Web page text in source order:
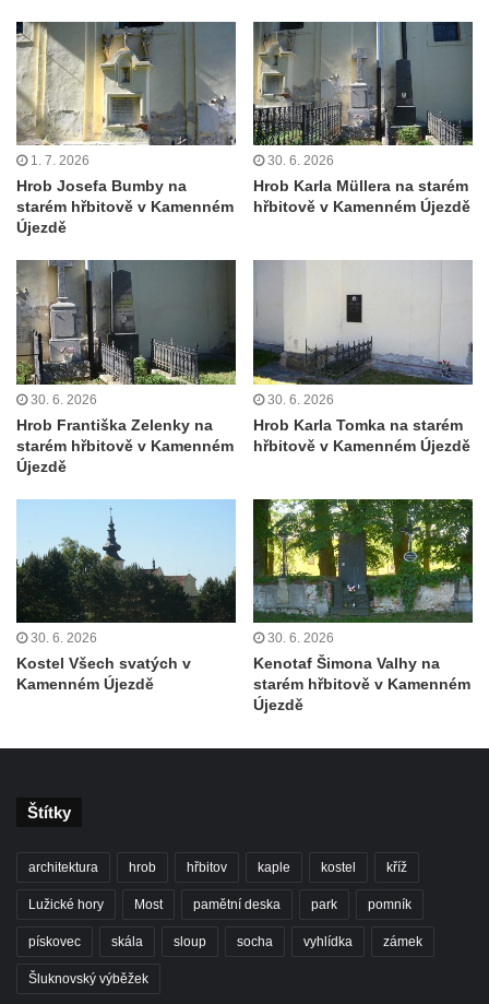
Hrobka rodiny Šaroch-ovy na hřbitově u
kostela svatého Jiljí v Ředhošti
Hrob Antonína Knotka na hřbitově u kostela
svatého Jiljí v Ředhošti
Hrob Friedricha Sehriga na hřbitově v
Horním Jiřetíně
Horním Jiřetíně
Hrob Františka Lence na hřbitově v
Postoloprtech
Hrob Müllerových na hřbitově v
Postoloprtech
Hrob Adolfa Vojtěcha Bukovského na
hřbitově v Hrádku nad Nisou
Hrádku nad Nisou
Hrob Jiřího Váni na hřbitově v Hrádku nad
Nisou
Hrob Jiřího Čunáta na hřbitově ve Sněžné
Hrob Vítězslava Fritscheho na hřbitově ve
Sněžné
Hrob Julia Patzelta na hřbitově v Horním
Kralupech nad Vltavou
Hrob Josefa Vaníčka na hřbitově v
Kralupech nad Vltavou
1. 7. 2026
Hrob Josefa Bumby na
starém hřbitově v Kamenném
Újezdě
30. 6. 2026
Hrob Karla Müllera na starém
hřbitově v Kamenném Újezdě
30. 6. 2026
Hrob Františka Zelenky na
starém hřbitově v Kamenném
Újezdě
30. 6. 2026
Hrob Karla Tomka na starém
hřbitově v Kamenném Újezdě
30. 6. 2026
Kostel Všech svatých v
Kamenném Újezdě
30. 6. 2026
Kenotaf Šimona Valhy na
starém hřbitově v Kamenném
Újezdě
Štítky
architektura hrob hřbitov kaple kostel kříž
Lužické hory Most pamětní deska park pomník
pískovec skála sloup socha vyhlídka zámek
Šluknovský výběžek